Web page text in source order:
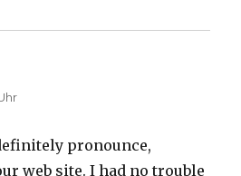
pronounce,
web site. I had no trouble